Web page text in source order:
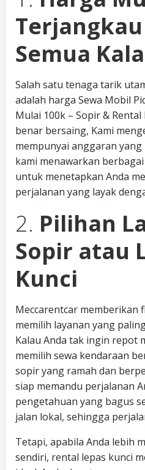
Semua
Salah satu tenaga tarik
adalah harga Sewa Mobil
Mulai 100k – Sopir &
benar bersaing, Kami
mempunyai anggaran
kami menawarkan
untuk menetapkan Anda
perjalanan yang layak
2. Pilihan
Sopir atau
Kunci
Meccarentcar memberikan
memilih layanan yang
Kalau Anda tak ingin repot
memilih sewa kendaraan
sopir yang ramah dan
siap memandu perjalanan
pengetahuan yang bagus
jalan lokal, sehingga
Tetapi, apabila Anda lebih
sendiri, rental lepas kunci